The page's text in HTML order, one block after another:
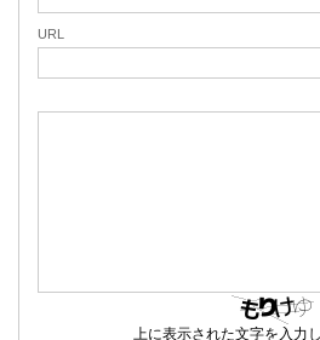
URL
上に表示された文字を入力